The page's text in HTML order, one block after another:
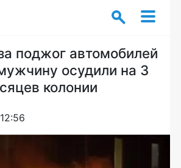
поджог автомобилей
осудили на 3
колонии